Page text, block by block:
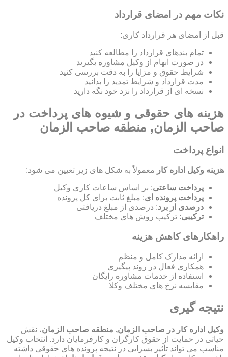
نکات مهم در امضای قرارداد
قبل از امضای هر قرارداد کاری:
تمام بندهای قرارداد را مطالعه کنید
در صورت ابهام از وکیل مشاوره بگیرید
شرایط حقوق و مزایا را به دقت بررسی کنید
مدت قرارداد و شرایط تمدید را بدانید
نسخه ای از قرارداد را نزد خود نگه دارید
هزینه های حقوقی و شیوه های پرداخت در
صاحب الزمان, منطقه صاحب الزمان
انواع پرداخت
هزینه وکیل اداره کار معمولاً به شکل های زیر تعیین می شود:
پرداخت ساعتی: بر اساس ساعات کاری وکیل
پرداخت پرونده ای: مبلغ ثابت برای کل پرونده
درصدی از برد: درصدی از مبلغ دریافتی
ترکیبی: ترکیب روش های مختلف
راهکارهای کاهش هزینه
ارائه مدارک کامل و منظم
همکاری فعال در روند پیگیری
استفاده از خدمات مشاوره رایگان
مقایسه نرخ های مختلف وکلا
نتیجه گیری
وکیل اداره کار در صاحب الزمان, منطقه صاحب الزمان، نقش
حیاتی در حمایت از حقوق کارگران و کارفرمایان دارد. انتخاب وکیل
مناسب می تواند تأثیر بسزایی در نتیجه پرونده های حقوقی داشته